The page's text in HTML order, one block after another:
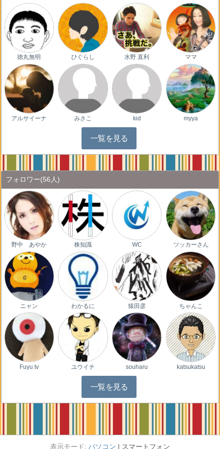
徳丸無明 ひぐらし 水野 直利 ママ
アルサイーナ みさこ kid myya
一覧を見る
フォロワー(56人)
野中 あやか 株知識 WC ツッカーさん
ニャン わかるに 猿田彦 ちゃんこ
Fuyu tv ユウイチ souharu katsukatsu
一覧を見る
パソコン スマートフォン